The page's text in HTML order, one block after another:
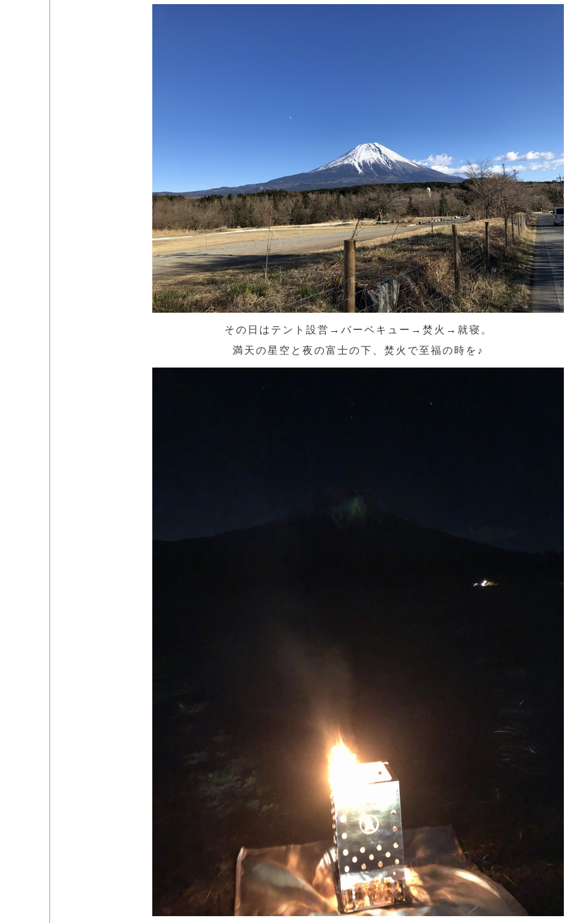
その日はテント設営→バーベキュー→焚火→就寝。
満天の星空と夜の富士の下、焚火で至福の時を♪